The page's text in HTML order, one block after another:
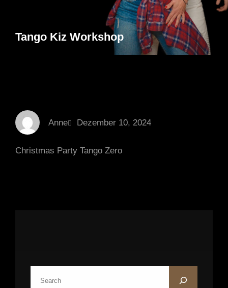
Tango Kiz Workshop
Anne Dezember 10, 2024
Christmas Party Tango Zero